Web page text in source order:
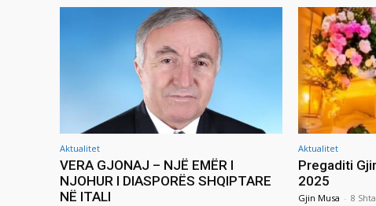
Aktualitet
VERA GJONAJ – NJË EMËR I
NJOHUR I DIASPORËS SHQIPTARE
NË ITALI
Aktualitet
Pregaditi
2025
Gjin Musa - 8